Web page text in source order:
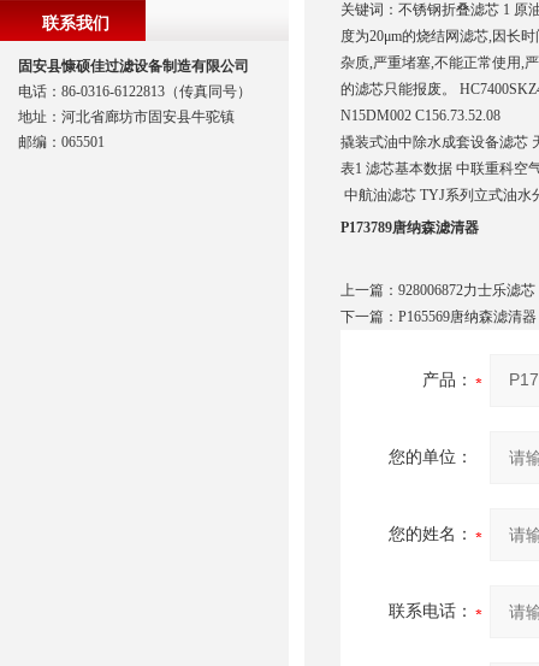
关键词：不锈钢折叠滤芯 1 原
度为20μm的烧结网滤芯,因长
杂质,严重堵塞,不能正常使用,
的滤芯只能报废。
N15DM002 C156.73.52.08
撬装式油中除水成套设备滤芯
表1 滤芯基本数据 中联重科空
中航油滤芯 TYJ系列立式油水
P173789唐纳森滤清器
上一篇： 928006872力士乐滤芯
下一篇： P165569唐纳森滤清器
产品：
您的单位：
您的姓名：
联系电话：
联系我们
固安县慷硕佳过滤设备制造有限公司
电话：86-0316-6122813（传真同号）
地址：河北省廊坊市固安县牛驼镇
邮编：065501